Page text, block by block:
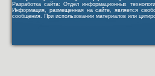
Разработка сайта: Отдел информационных
Информация, размещенная на сайте, является
сообщения. При использовании материалов или